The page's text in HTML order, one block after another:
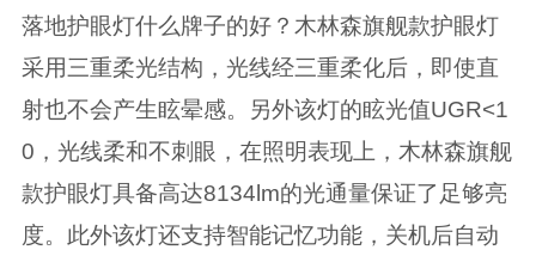
落地护眼灯什么牌子的好？木林森旗舰款护眼灯
采用三重柔光结构，光线经三重柔化后，即使直
射也不会产生眩晕感。另外该灯的眩光值UGR<1
0，光线柔和不刺眼，在照明表现上，木林森旗舰
款护眼灯具备高达8134lm的光通量保证了足够亮
度。此外该灯还支持智能记忆功能，关机后自动